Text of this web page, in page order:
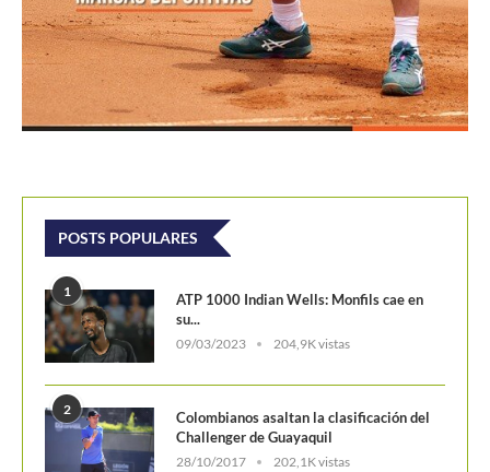
09/03/2023 204,9K vistas
2
Colombianos asaltan la clasificación del
Challenger de Guayaquil
28/10/2017 202,1K vistas
Laslo Djere arruina la fiesta local y es...
18/10/2020
4
Wimbledon 2024 repartirá 50 millones
de libras en...
5 WTA Finals 2024: Cuadro principal
29/10/2024 156,7K vistas